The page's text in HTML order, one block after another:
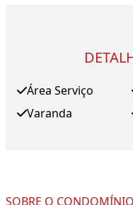
Área Serviço
Varanda
SOBRE O CONDOMÍNIO